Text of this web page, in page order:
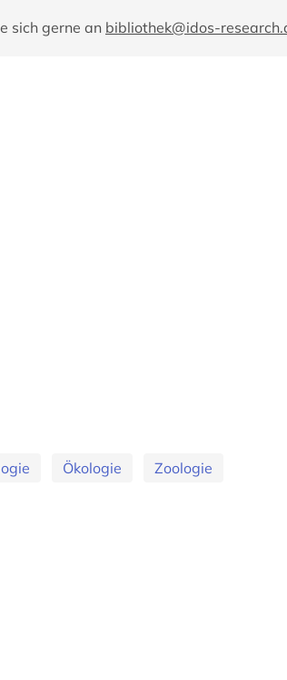
sich gerne an bibliothek@idos-
Ökologie Zoologie